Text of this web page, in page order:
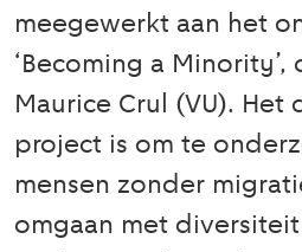
meegewerkt aan het
‘Becoming a
Maurice Crul (VU). Het
project is om te
mensen zonder
omgaan met